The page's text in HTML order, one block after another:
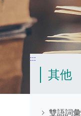
:::
其他
雙語詞彙